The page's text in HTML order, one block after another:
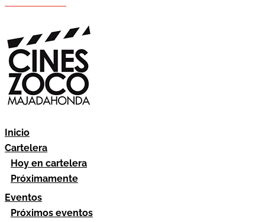
Inicio
Cartelera
Hoy en cartelera
Próximamente
Eventos
Próximos eventos